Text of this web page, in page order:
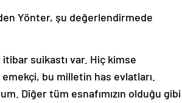
Yönter, şu değerlendirmede
suikastı var. Hiç kimse
bu milletin has evlatları.
Diğer tüm esnafımızın olduğu gibi